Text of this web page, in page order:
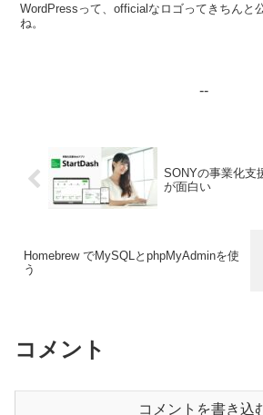
WordPressって、officialなロゴってきちんと
ね。
--
SONYの事業化支
が面白い
Homebrew でMySQLとphpMyAdminを使
う
コメント
コメントを書き込